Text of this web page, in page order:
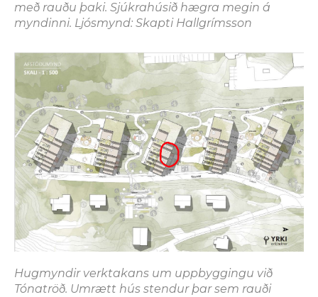
með rauðu þaki. Sjúkrahúsið hægra megin á
myndinni. Ljósmynd: Skapti Hallgrímsson
Hugmyndir verktakans um uppbyggingu við
Tónatröð. Umrætt hús stendur þar sem rauði